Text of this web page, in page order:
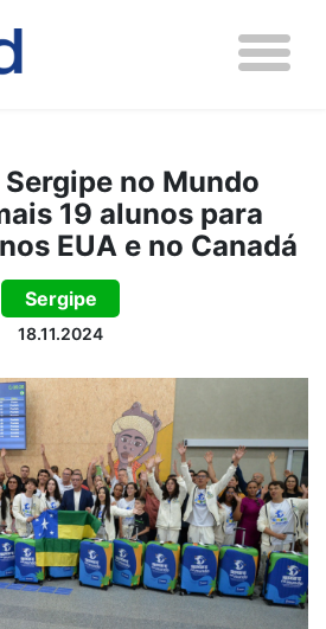
no Mundo
19 alunos para
EUA e no Canadá
Sergipe
18.11.2024